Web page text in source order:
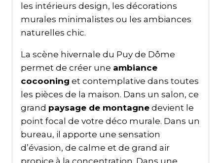
les intérieurs design, les décorations
murales minimalistes ou les ambiances
naturelles chic.
La scène hivernale du Puy de Dôme
permet de créer une ambiance
cocooning et contemplative dans toutes
les pièces de la maison. Dans un salon, ce
grand paysage de montagne devient le
point focal de votre déco murale. Dans un
bureau, il apporte une sensation
d’évasion, de calme et de grand air
propice à la concentration. Dans une